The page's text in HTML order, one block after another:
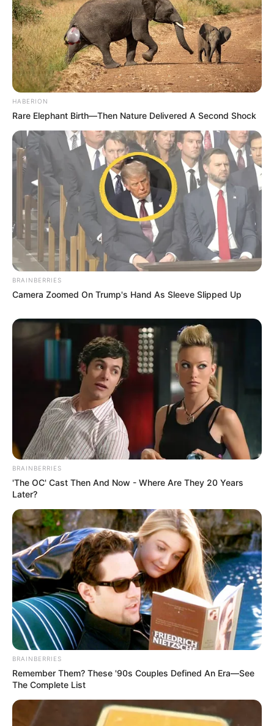
HABERION
Rare Elephant Birth—Then Nature Delivered A Second Shock
BRAINBERRIES
Camera Zoomed On Trump's Hand As Sleeve Slipped Up
BRAINBERRIES
'The OC' Cast Then And Now - Where Are They 20 Years
Later?
BRAINBERRIES
Remember Them? These '90s Couples Defined An Era—See
The Complete List